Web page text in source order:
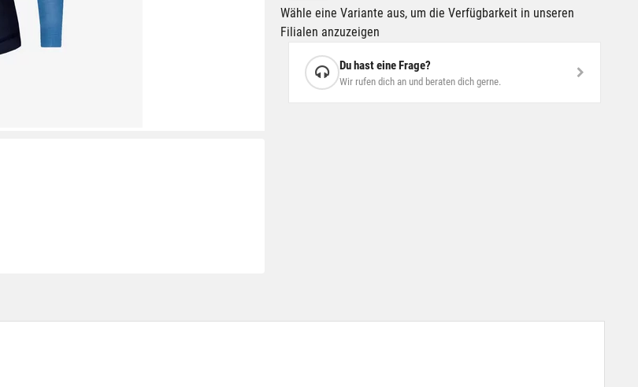
Wähle eine Variante aus, um die Verfügbarkeit in unseren
Filialen anzuzeigen
Du hast eine Frage?
Wir rufen dich an und beraten dich gerne.